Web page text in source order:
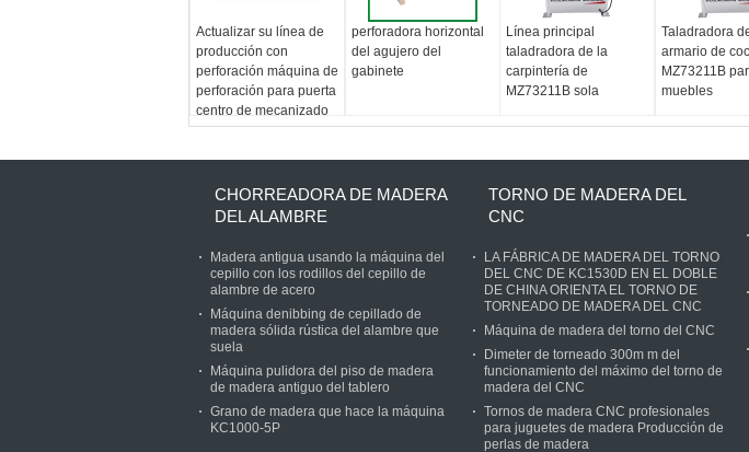
Actualizar su línea de
producción con
perforación máquina de
perforación para puerta
centro de mecanizado
de gabinete de pared
perforadora horizontal
del agujero del
gabinete
Línea principal
taladradora de la
carpintería de
MZ73211B sola
Taladradora
armario de
MZ73211B
muebles
CHORREADORA DE MADERA
DEL ALAMBRE
Madera antigua usando la máquina del
cepillo con los rodillos del cepillo de
alambre de acero
Máquina denibbing de cepillado de
madera sólida rústica del alambre que
suela
Máquina pulidora del piso de madera
de madera antiguo del tablero
Grano de madera que hace la máquina
KC1000-5P
TORNO DE MADERA DEL
CNC
LA FÁBRICA DE MADERA DEL TORNO
DEL CNC DE KC1530D EN EL DOBLE
DE CHINA ORIENTA EL TORNO DE
TORNEADO DE MADERA DEL CNC
Máquina de madera del torno del CNC
Dimeter de torneado 300m m del
funcionamiento del máximo del torno de
madera del CNC
Tornos de madera CNC profesionales
para juguetes de madera Producción de
perlas de madera